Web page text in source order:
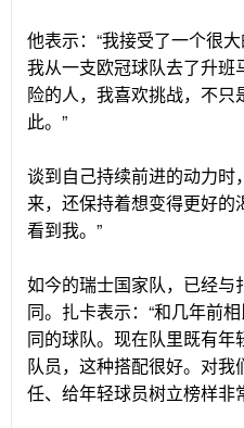
他表示：“我接受了一个很
我从一支欧冠球队去了升班
险的人，我喜欢挑战，不只
此。”
谈到自己持续前进的动力时
来，还保持着想变得更好
看到我。”
如今的瑞士国家队，已经
同。扎卡表示：“和几年前
同的球队。现在队里既有
队员，这种搭配很好。对
任、给年轻球员树立榜样非